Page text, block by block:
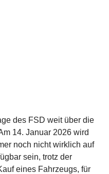
des FSD weit über die
14. Januar 2026 wird
noch nicht wirklich auf
sein, trotz der
eines Fahrzeugs, für